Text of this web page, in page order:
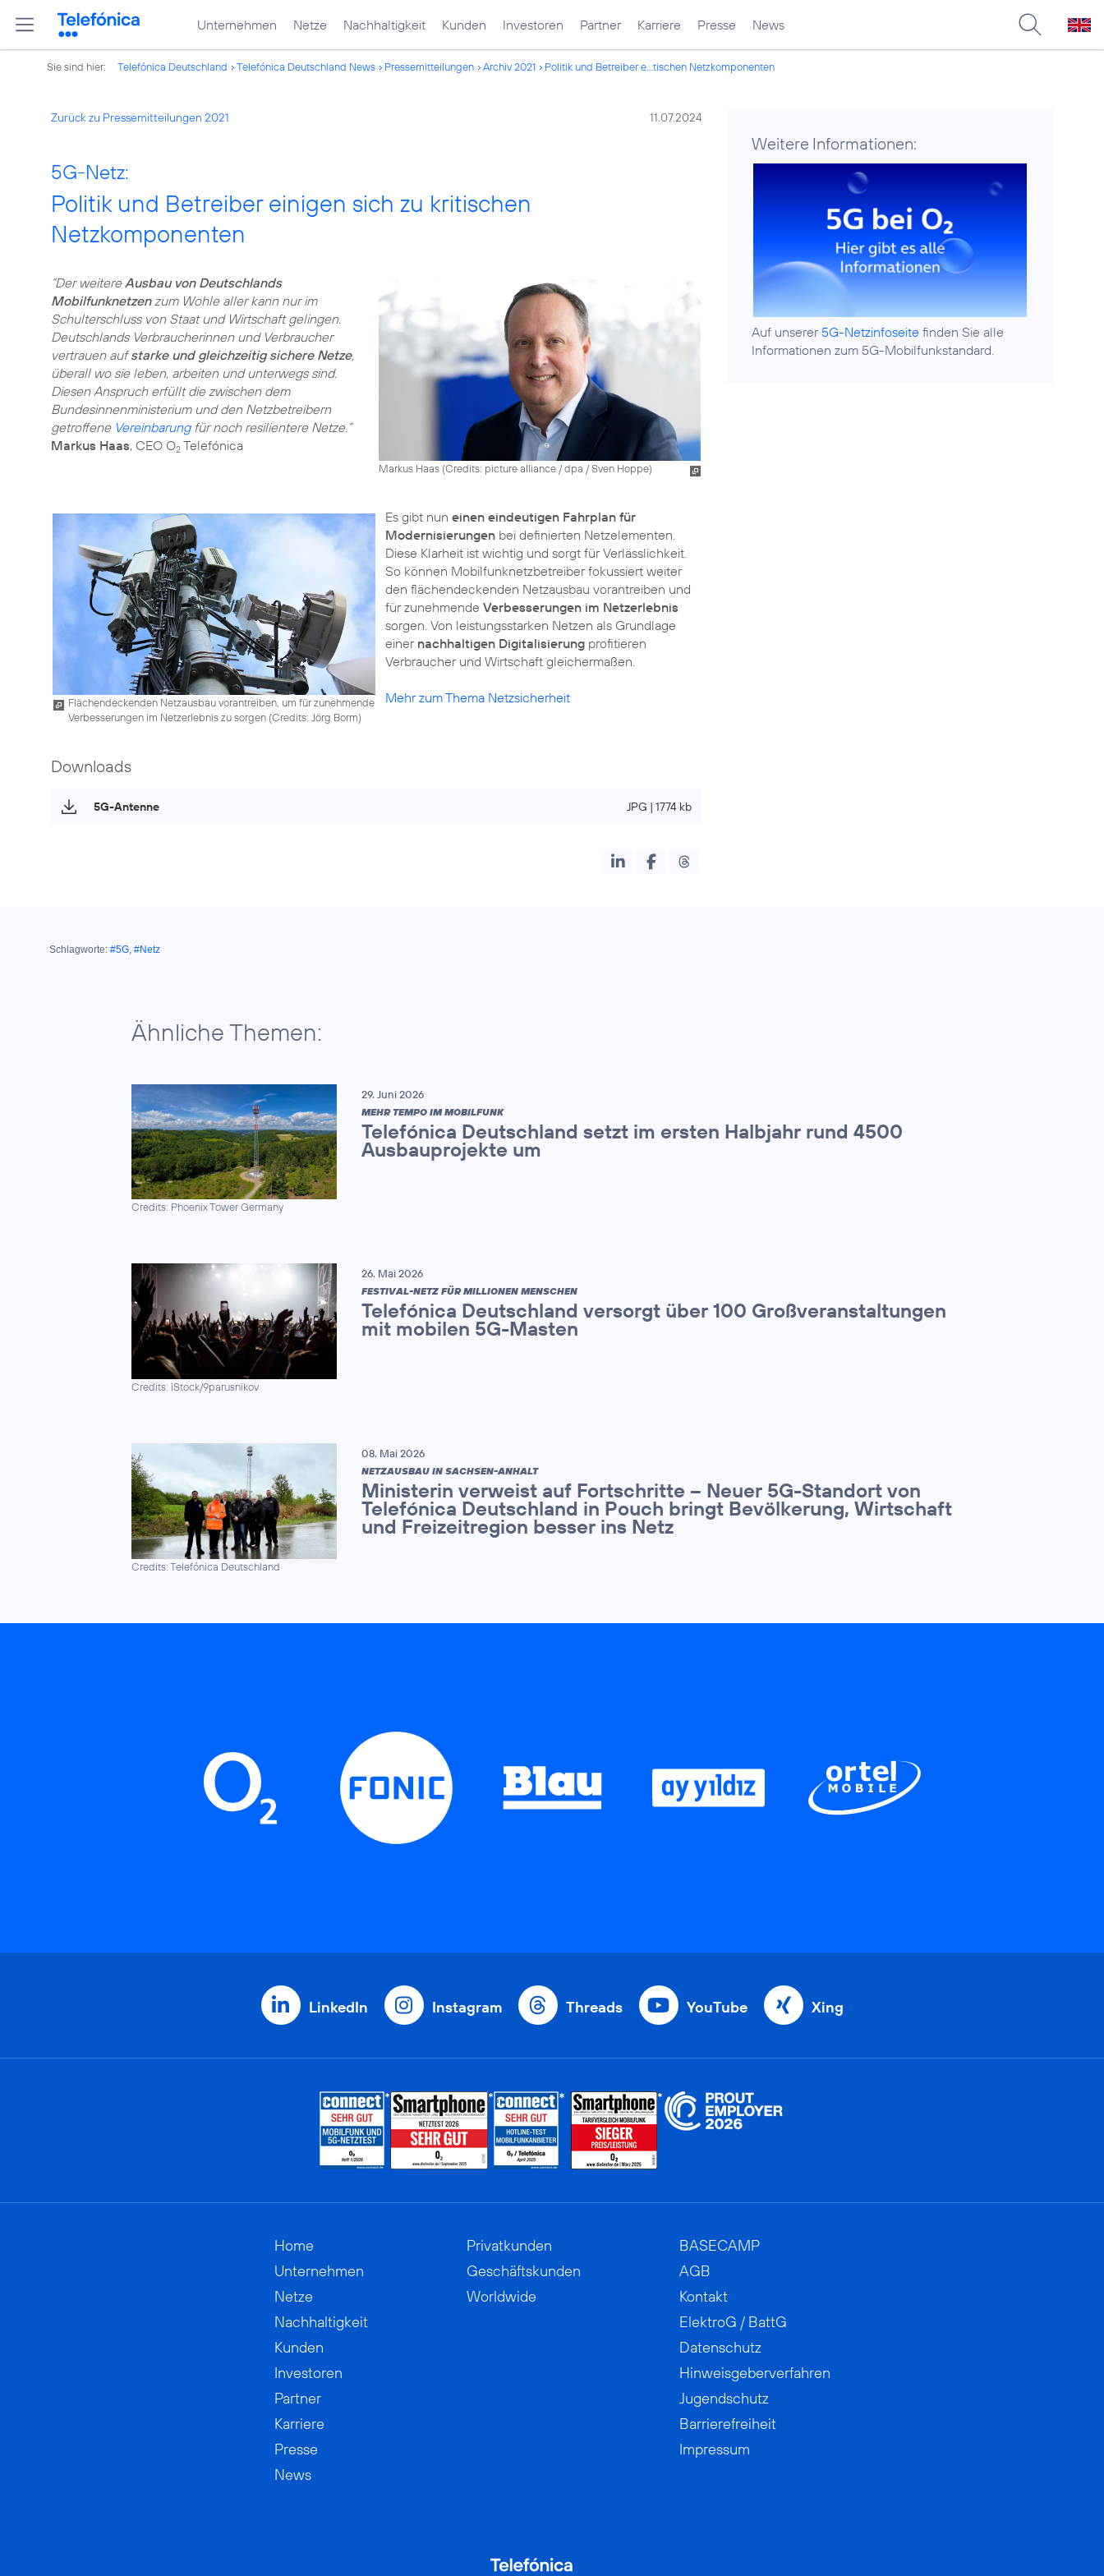
Unternehmen Netze Nachhaltigkeit Kunden Investoren Partner Karriere Presse News
Sie sind hier: Telefónica Deutschland Telefónica Deutschland News Pressemitteilungen Archiv 2021 Politik und Betreiber e...tischen Netzkomponenten
Zurück zu Pressemitteilungen 2021 11.07.2024
5G-Netz:
Politik und Betreiber einigen sich zu kritischen
Netzkomponenten
Markus Haas (Credits: picture alliance / dpa / Sven Hoppe)
“Der weitereAusbau von Deutschlands
Mobilfunknetzenzum Wohle aller kann nur im
Schulterschluss von Staat und Wirtschaft gelingen.
Deutschlands Verbraucherinnen und Verbraucher
vertrauen aufstarke und gleichzeitig sichere Netze,
überall wo sie leben, arbeiten und unterwegs sind.
Diesen Anspruch erfüllt die zwischen dem
Bundesinnenministerium und den Netzbetreibern
getroffene Vereinbarungfür noch resilientere Netze.”
Markus Haas, CEO O2 Telefónica
Flächendeckenden Netzausbau vorantreiben, um für zunehmende
Verbesserungen im Netzerlebnis zu sorgen (Credits: Jörg Borm)
Es gibt nun einen eindeutigen Fahrplan für
Modernisierungenbei definierten Netzelementen.
Diese Klarheit ist wichtig und sorgt für Verlässlichkeit.
So können Mobilfunknetzbetreiber fokussiert weiter
den flächendeckenden Netzausbau vorantreiben und
für zunehmende Verbesserungen im Netzerlebnis
sorgen. Von leistungsstarken Netzen als Grundlage
einer nachhaltigen Digitalisierungprofitieren
Verbraucher und Wirtschaft gleichermaßen.
Mehr zum Thema Netzsicherheit
Downloads
5G-Antenne JPG | 1774 kb
Weitere Informationen:
Auf unserer 5G-Netzinfoseite finden Sie alle
Informationen zum 5G-Mobilfunkstandard.
Schlagworte: #5G #Netz
Ähnliche Themen:
Credits: Phoenix Tower Germany
29. Juni 2026
MEHR TEMPO IM MOBILFUNK
Telefónica Deutschland setzt im ersten Halbjahr rund 4500
Ausbauprojekte um
Credits: iStock/9parusnikov
26. Mai 2026
FESTIVAL-NETZ FÜR MILLIONEN MENSCHEN
Telefónica Deutschland versorgt über 100 Großveranstaltungen
mit mobilen 5G-Masten
Credits: Telefónica Deutschland
08. Mai 2026
NETZAUSBAU IN SACHSEN-ANHALT
Ministerin verweist auf Fortschritte – Neuer 5G-Standort von
Telefónica Deutschland in Pouch bringt Bevölkerung, Wirtschaft
und Freizeitregion besser ins Netz
LinkedIn Instagram Threads YouTube Xing
Home
Unternehmen
Netze
Nachhaltigkeit
Kunden
Investoren
Partner
Karriere
Presse
News
Privatkunden
Geschäftskunden
Worldwide
BASECAMP
AGB
Kontakt
ElektroG / BattG
Datenschutz
Hinweisgeberverfahren
Jugendschutz
Barrierefreiheit
Impressum